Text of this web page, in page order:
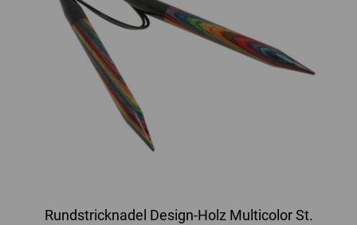
Rundstricknadel Design-Holz Multicolor St.